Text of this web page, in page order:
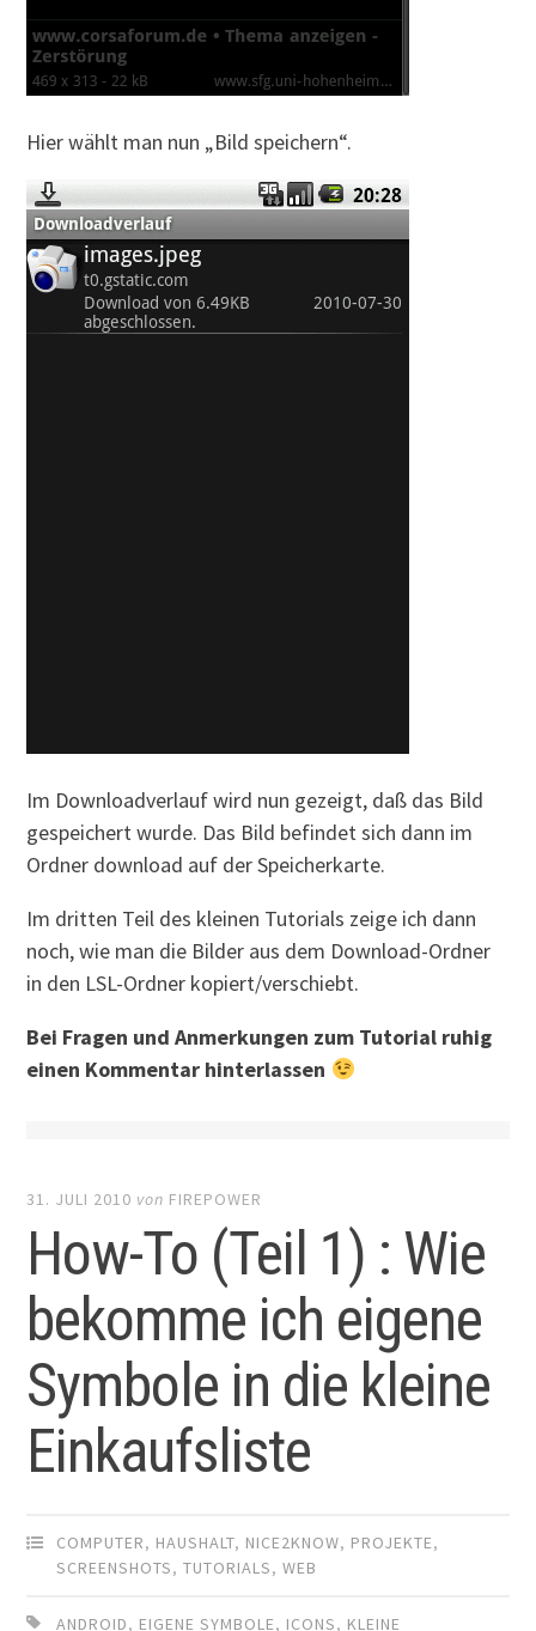
Hier wählt man nun „Bild speichern“.
Im Downloadverlauf wird nun gezeigt, daß das Bild
gespeichert wurde. Das Bild befindet sich dann im
Ordner download auf der Speicherkarte.
Im dritten Teil des kleinen Tutorials zeige ich dann
noch, wie man die Bilder aus dem Download-Ordner
in den LSL-Ordner kopiert/verschiebt.
Bei Fragen und Anmerkungen zum Tutorial ruhig
einen Kommentar hinterlassen
31. JULI 2010 von FIREPOWER
How-To (Teil 1) : Wie
bekomme ich eigene
Symbole in die kleine
Einkaufsliste
COMPUTER, HAUSHALT, NICE2KNOW, PROJEKTE,
SCREENSHOTS,TUTORIALS,WEB
ANDROID, EIGENE SYMBOLE, ICONS, KLEINE